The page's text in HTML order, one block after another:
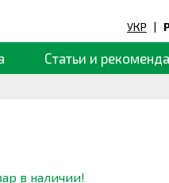
УКР |
Статьи и
в наличии!